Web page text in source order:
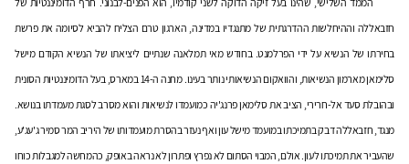
חזבאללה וההיחלשות ההדרגתית של מתנגדיו במדינה, הארגון טרם הצליח להביא לסיומה את פרשת
בחירתו של הנשיא על ידי הפרלמנט. בחודש מאי תמלאנה שנתיים ליציאתו של הנשיא הקודם מישל
סלימאן מארמון הנשיאות, והוואקום הנשיאותי נותר בעינו. מחנה ה-14 במארס, בעל הדומיננטיות הסונית
ובהובלת סעד אל-חרירי, הציב את סלימאן פרנג'יה כמועמדו לנשיאות והוא מסרב לסגת מעמדתו בנושא.
מנגד, חזבאללה דבק בתמיכתו במועמד מישל עון ואף נעזר בהסרת מועמדותו של היריב המר סמיר ג'עג'ע,
שהעביר את תמיכתו לעון. אולם, המבוי הסתום לא נפרץ ופתרון לא נראה באופק, כהמחשה למגבלות כוחו